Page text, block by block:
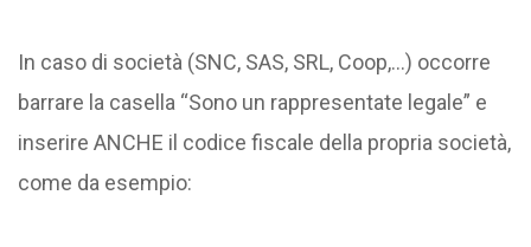
In caso di società (SNC, SAS, SRL, Coop,…) occorre
barrare la casella “Sono un rappresentate legale” e
inserire ANCHE il codice fiscale della propria società,
come da esempio: